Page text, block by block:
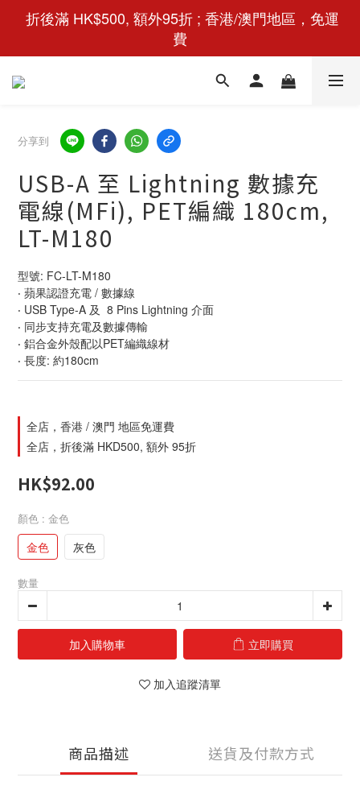
費
分享到
USB-A 至 Lightning 數據充
電線(MFi), PET編織 180cm,
LT-M180
型號: FC-LT-M180
‧ 蘋果認證充電 / 數據線
‧ USB Type-A 及  8 Pins Lightning 介面
‧ 同步支持充電及數據傳輸
‧ 鋁合金外殼配以PET編織線材
‧ 長度: 約180cm
全店，香港 / 澳門 地區免運費
全店，折後滿 HKD500, 額外 95折
HK$92.00
顏色 : 金色
金色 灰色
數量
加入購物車 立即購買
加入追蹤清單
商品描述 送貨及付款方式